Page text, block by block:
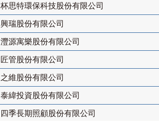
杯思特環保科技股份有限公司
興瑞股份有限公司
灃源寓樂股份有限公司
匠管股份有限公司
之維股份有限公司
泰緯投資股份有限公司
四季長期照顧股份有限公司